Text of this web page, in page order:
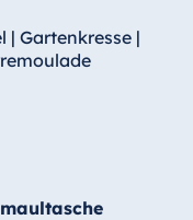
| Gartenkresse |